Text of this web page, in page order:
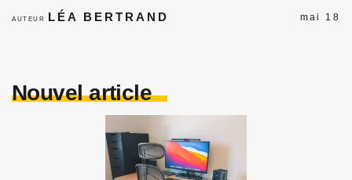
AUTEUR LÉA BERTRAND mai 18
Nouvel article